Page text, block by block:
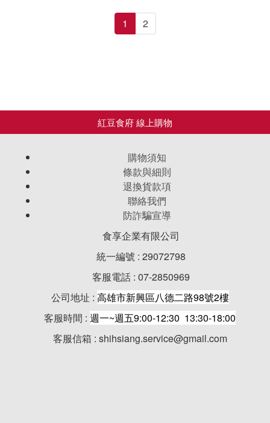
1 2
購物須知
條款與細則
退換貨款項
聯絡我們
防詐騙宣導
食享企業有限公司
統一編號 : 29072798
客服電話 : 07-2850969
公司地址 : 高雄市新興區八德二路98號2樓
客服時間 : 週一~週五9:00-12:30 13:30-18:00
客服信箱 : shihsiang.service@gmail.com